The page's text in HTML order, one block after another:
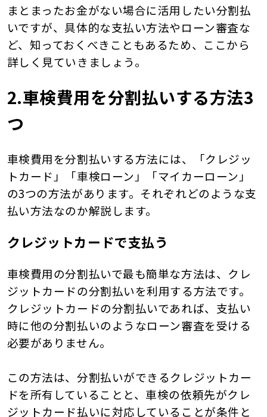
まとまったお金がない場合に活用したい分割払
いですが、具体的な支払い方法やローン審査な
ど、知っておくべきこともあるため、ここから
詳しく見ていきましょう。
2.車検費用を分割払いする方法3
つ
車検費用を分割払いする方法には、「クレジッ
トカード」「車検ローン」「マイカーローン」
の3つの方法があります。それぞれどのような支
払い方法なのか解説します。
クレジットカードで支払う
車検費用の分割払いで最も簡単な方法は、クレ
ジットカードの分割払いを利用する方法です。
クレジットカードの分割払いであれば、支払い
時に他の分割払いのようなローン審査を受ける
必要がありません。
この方法は、分割払いができるクレジットカー
ドを所有していることと、車検の依頼先がクレ
ジットカード払いに対応していることが条件と